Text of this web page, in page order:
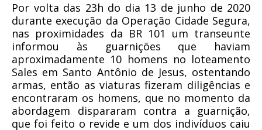
Por volta das 23h do dia 13 de junho de 2020
durante execução da Operação Cidade Segura,
nas proximidades da BR 101 um transeunte
informou às guarnições que haviam
aproximadamente 10 homens no loteamento
Sales em Santo Antônio de Jesus, ostentando
armas, então as viaturas fizeram diligências e
encontraram os homens, que no momento da
abordagem dispararam contra a guarnição,
que foi feito o revide e um dos indivíduos caiu